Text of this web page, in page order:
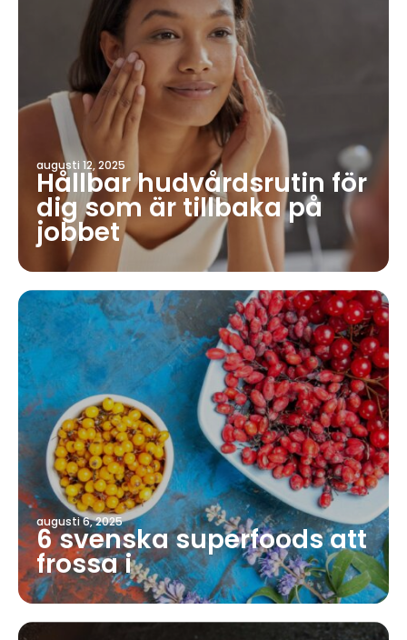
augusti 12, 2025
Hållbar hudvårdsrutin för
dig som är tillbaka på
jobbet
augusti 6, 2025
6 svenska superfoods att
frossa i